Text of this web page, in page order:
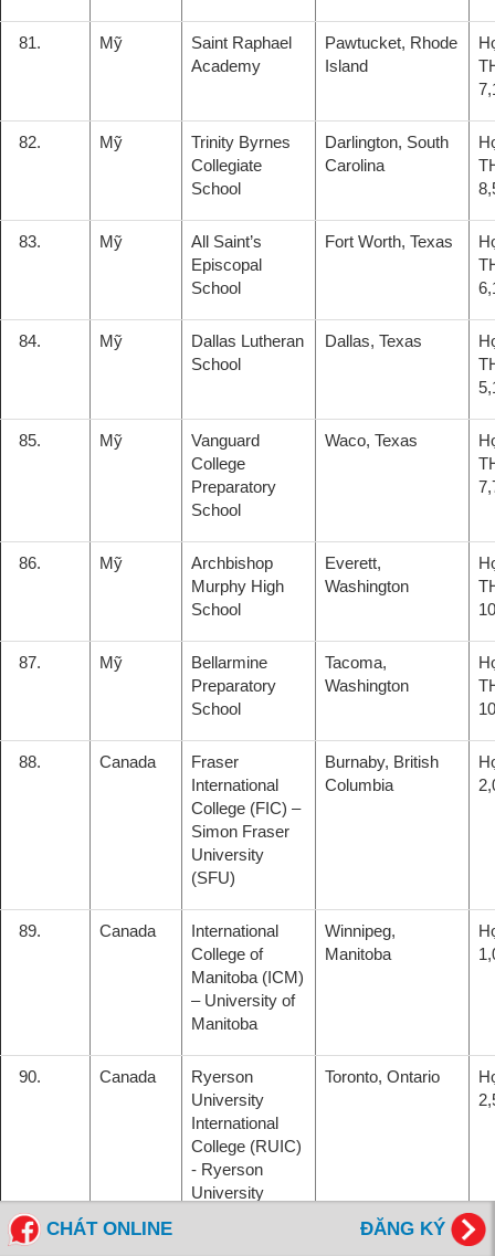
81. Mỹ
Saint Raphael
Academy
Pawtucket, Rhode
Island
82. Mỹ
Trinity Byrnes
Collegiate
School
Darlington, South
Carolina
83. Mỹ
All Saint’s
Episcopal
School
Fort Worth, Texas
84. Mỹ
Dallas Lutheran
School
Dallas, Texas
85. Mỹ
Vanguard
College
Preparatory
School
Waco, Texas
86. Mỹ
Archbishop
Murphy High
School
Everett,
Washington
87. Mỹ
Bellarmine
Preparatory
School
Tacoma,
Washington
88. Canada
Fraser
International
College (FIC) –
Simon Fraser
University
(SFU)
Burnaby, British
Columbia
89. Canada
International
College of
Manitoba (ICM)
– University of
Manitoba
Winnipeg,
Manitoba
90. Canada
Ryerson
University
International
College (RUIC)
- Ryerson
University
Toronto, Ontario
91.
ĐĂNG KÝ
CHÁT ONLINE